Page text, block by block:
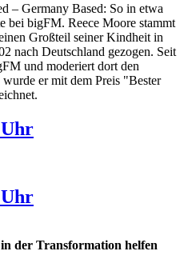
– Germany Based: So in etwa
bei bigFM. Reece Moore stammt
Großteil seiner Kindheit in
nach Deutschland gezogen. Seit
und moderiert dort den
er mit dem Preis "Bester
der Transformation helfen